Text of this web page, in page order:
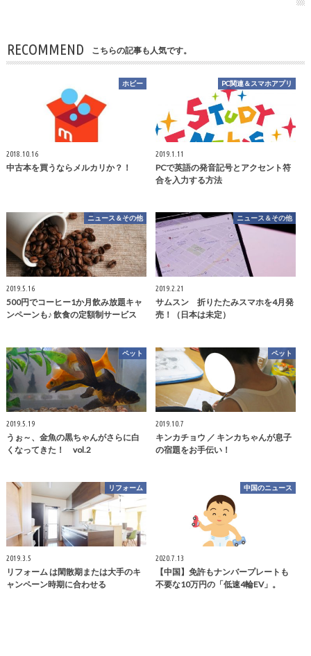
RECOMMEND こちらの記事も人気です。
ホビー
2018.10.16
中古本を買うならメルカリか？！
PC関連＆スマホアプリ
2019.1.11
PCで英語の発音記号とアクセント符
合を入力する方法
ニュース＆その他
2019.5.16
500円でコーヒー1か月飲み放題キャ
ンペーンも♪ 飲食の定額制サービス
ニュース＆その他
2019.2.21
サムスン 折りたたみスマホを4月発
売！（日本は未定）
ペット
2019.5.19
うぉ～、金魚の黒ちゃんがさらに白
くなってきた！ vol.2
ペット
2019.10.7
キンカチョウ ／ キンカちゃんが息子
の宿題をお手伝い！
リフォーム
2019.3.5
リフォーム は閑散期または大手のキ
ャンペーン時期に合わせる
中国のニュース
2020.7.13
【中国】免許もナンバープレートも
不要な10万円の「低速4輪EV」。